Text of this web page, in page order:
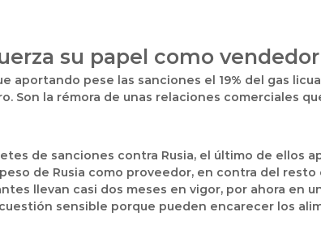
su papel como
aportando pese las sanciones el 19% del gas
Son la rémora de unas relaciones comerciales
de sanciones contra Rusia, el último de ellos
de Rusia como proveedor, en contra del
llevan casi dos meses en vigor, por ahora en
sensible porque pueden encarecer los